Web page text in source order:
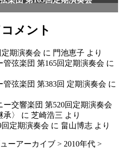
メント
期演奏会 に 門池恵子 より
弦楽団 第165回定期演奏会 に
弦楽団 第383回 定期演奏会 に
交響楽団 第520回定期演奏会
〉
に 芝崎浩三 より
定期演奏会 に 畠山博志 より
ーアーカイブ > 2010年代 >